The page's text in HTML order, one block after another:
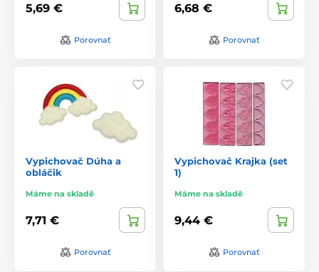
5,69 €
Porovnať
6,68 €
Porovnať
Vypichovač Dúha a
obláčik
Máme na skladě
7,71 €
Porovnať
Vypichovač Krajka (set
1)
Máme na skladě
9,44 €
Porovnať